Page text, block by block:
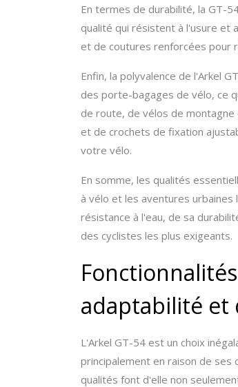
En termes de durabilité, la GT-
qualité qui résistent à l'usure et
et de coutures renforcées pour
Enfin, la polyvalence de l'Arkel
des porte-bagages de vélo, ce
de route, de vélos de
et de crochets de fixation
votre vélo.
En somme, les qualités
à vélo et les aventures urbaines
résistance à l'eau, de sa
des cyclistes les plus exigeants.
adaptabilité et
L'Arkel GT-54 est un choix
principalement en raison de
qualités font d'elle non